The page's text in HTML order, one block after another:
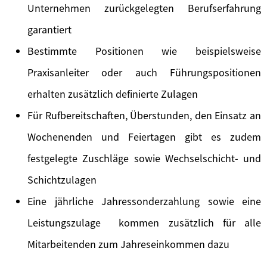
Unternehmen zurückgelegten Berufserfahrung
garantiert
Bestimmte Positionen wie beispielsweise
Praxisanleiter oder auch Führungspositionen
erhalten zusätzlich definierte Zulagen
Für Rufbereitschaften, Überstunden, den Einsatz an
Wochenenden und Feiertagen gibt es zudem
festgelegte Zuschläge sowie Wechselschicht- und
Schichtzulagen
Eine jährliche Jahressonderzahlung sowie eine
Leistungszulage kommen zusätzlich für alle
Mitarbeitenden zum Jahreseinkommen dazu